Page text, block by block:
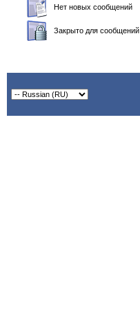
Нет новых сообщений
Закрыто для сообщений